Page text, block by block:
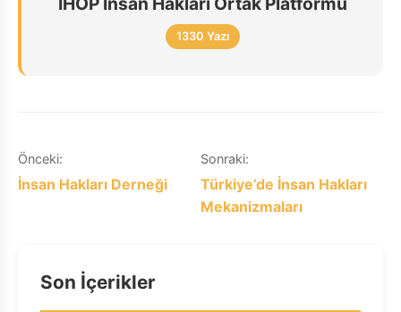
1330 Yazı
Yazı
gezinmesi
Önceki:
İnsan Hakları Derneği
Sonraki:
Türkiye’de İnsan Hakları
Mekanizmaları
Son İçerikler